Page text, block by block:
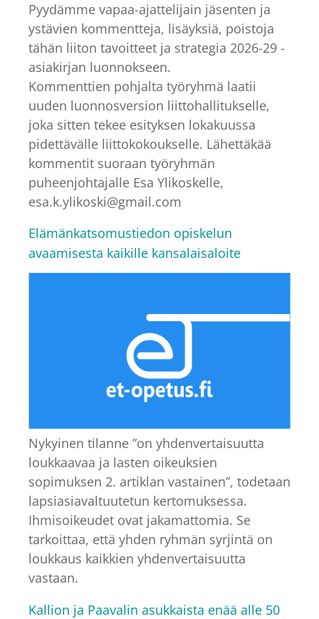
Pyydämme vapaa-ajattelijain jäsenten ja
ystävien kommentteja, lisäyksiä, poistoja
tähän liiton tavoitteet ja strategia 2026-29 -
asiakirjan luonnokseen.
Kommenttien pohjalta työryhmä laatii
uuden luonnosversion liittohallitukselle,
joka sitten tekee esityksen lokakuussa
pidettävälle liittokokoukselle. Lähettäkää
kommentit suoraan työryhmän
puheenjohtajalle Esa Ylikoskelle,
esa.k.ylikoski@gmail.com
Elämänkatsomustiedon opiskelun
avaamisesta kaikille kansalaisaloite
Nykyinen tilanne ”on yhdenvertaisuutta
loukkaavaa ja lasten oikeuksien
sopimuksen 2. artiklan vastainen”, todetaan
lapsiasiavaltuutetun kertomuksessa.
Ihmisoikeudet ovat jakamattomia. Se
tarkoittaa, että yhden ryhmän syrjintä on
loukkaus kaikkien yhdenvertaisuutta
vastaan.
Kallion ja Paavalin asukkaista enää alle 50